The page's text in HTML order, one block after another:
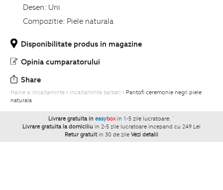
Desen: Uni
Compozitie: Piele naturala
Disponibilitate produs in magazine
Opinia cumparatorului
Share
Haine si Incaltaminte incaltaminte barbati
Pantofi ceremonie negri piele
naturala
Livrare gratuita in easybox in 1-5 zile lucratoare. `
Livrare gratuita la domiciliu in 2-5 zile lucratoare incepand cu 249 Lei
Retur gratuit in 30 de zile Vezi detalii